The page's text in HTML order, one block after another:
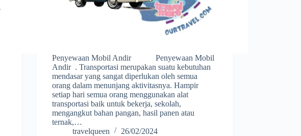
Penyewaan Mobil Andir Penyewaan Mobil
Andir . Transportasi merupakan suatu kebutuhan
mendasar yang sangat diperlukan oleh semua
orang dalam menunjang aktivitasnya. Hampir
setiap hari semua orang menggunakan alat
transportasi baik untuk bekerja, sekolah,
mengangkut bahan pangan, hasil panen atau
ternak,…
travelqueen
26/02/2024